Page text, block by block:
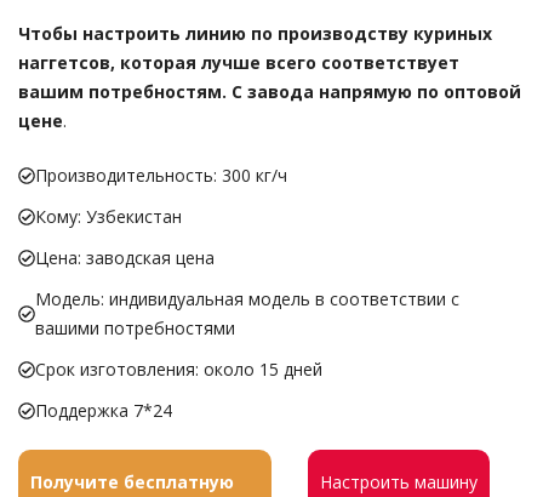
Чтобы настроить линию по производству куриных
наггетсов, которая лучше всего соответствует
вашим потребностям. С завода напрямую по оптовой
цене.
Производительность: 300 кг/ч
Кому: Узбекистан
Цена: заводская цена
Модель: индивидуальная модель в соответствии с
вашими потребностями
Срок изготовления: около 15 дней
Поддержка 7*24
Получите бесплатную
Настроить машину